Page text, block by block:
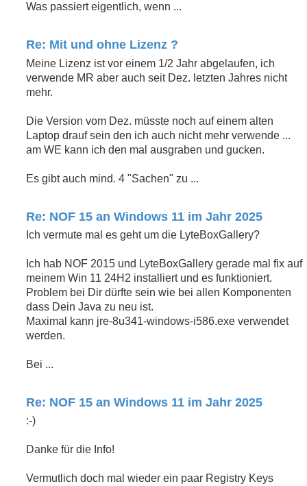
Was passiert eigentlich, wenn ...
Re: Mit und ohne Lizenz ?
Meine Lizenz ist vor einem 1/2 Jahr abgelaufen, ich
verwende MR aber auch seit Dez. letzten Jahres nicht
mehr.
Die Version vom Dez. müsste noch auf einem alten
Laptop drauf sein den ich auch nicht mehr verwende ...
am WE kann ich den mal ausgraben und gucken.
Es gibt auch mind. 4 "Sachen" zu ...
Re: NOF 15 an Windows 11 im Jahr 2025
Ich vermute mal es geht um die LyteBoxGallery?
Ich hab NOF 2015 und LyteBoxGallery gerade mal fix auf
meinem Win 11 24H2 installiert und es funktioniert.
Problem bei Dir dürfte sein wie bei allen Komponenten
dass Dein Java zu neu ist.
Maximal kann jre-8u341-windows-i586.exe verwendet
werden.
Bei ...
Re: NOF 15 an Windows 11 im Jahr 2025
:-)
Danke für die Info!
Vermutlich doch mal wieder ein paar Registry Keys